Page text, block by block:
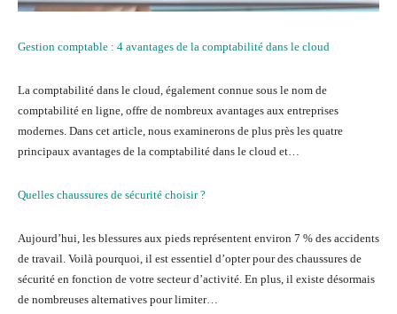
Gestion comptable : 4 avantages de la comptabilité dans le cloud
La comptabilité dans le cloud, également connue sous le nom de
comptabilité en ligne, offre de nombreux avantages aux entreprises
modernes. Dans cet article, nous examinerons de plus près les quatre
principaux avantages de la comptabilité dans le cloud et…
Quelles chaussures de sécurité choisir ?
Aujourd’hui, les blessures aux pieds représentent environ 7 % des accidents
de travail. Voilà pourquoi, il est essentiel d’opter pour des chaussures de
sécurité en fonction de votre secteur d’activité. En plus, il existe désormais
de nombreuses alternatives pour limiter…